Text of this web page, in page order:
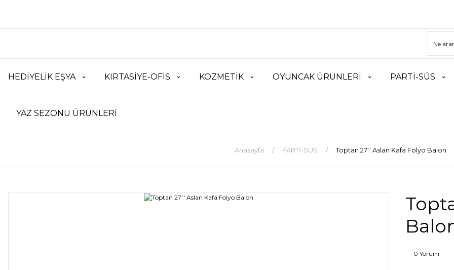
HEDİYELİK EŞYA KIRTASİYE-OFİS KOZMETİK OYUNCAK ÜRÜNLERİ PARTİ-SÜS
YAZ SEZONU ÜRÜNLERİ
Anasayfa PARTİ-SÜS Toptan 27'' Aslan Kafa Folyo Balon
0 Yorum